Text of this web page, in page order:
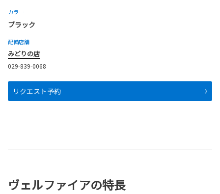
カラー
ブラック
配備店舗
みどりの店
029-839-0068
リクエスト予約
ヴェルファイアの特長